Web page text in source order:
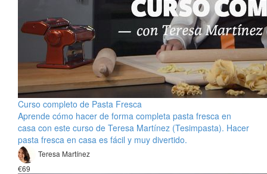
Curso completo de Pasta Fresca
Aprende cómo hacer de forma completa pasta fresca en
casa con este curso de Teresa Martínez (Tesimpasta). Hacer
pasta fresca en casa es fácil y muy divertido.
Teresa Martínez
€69